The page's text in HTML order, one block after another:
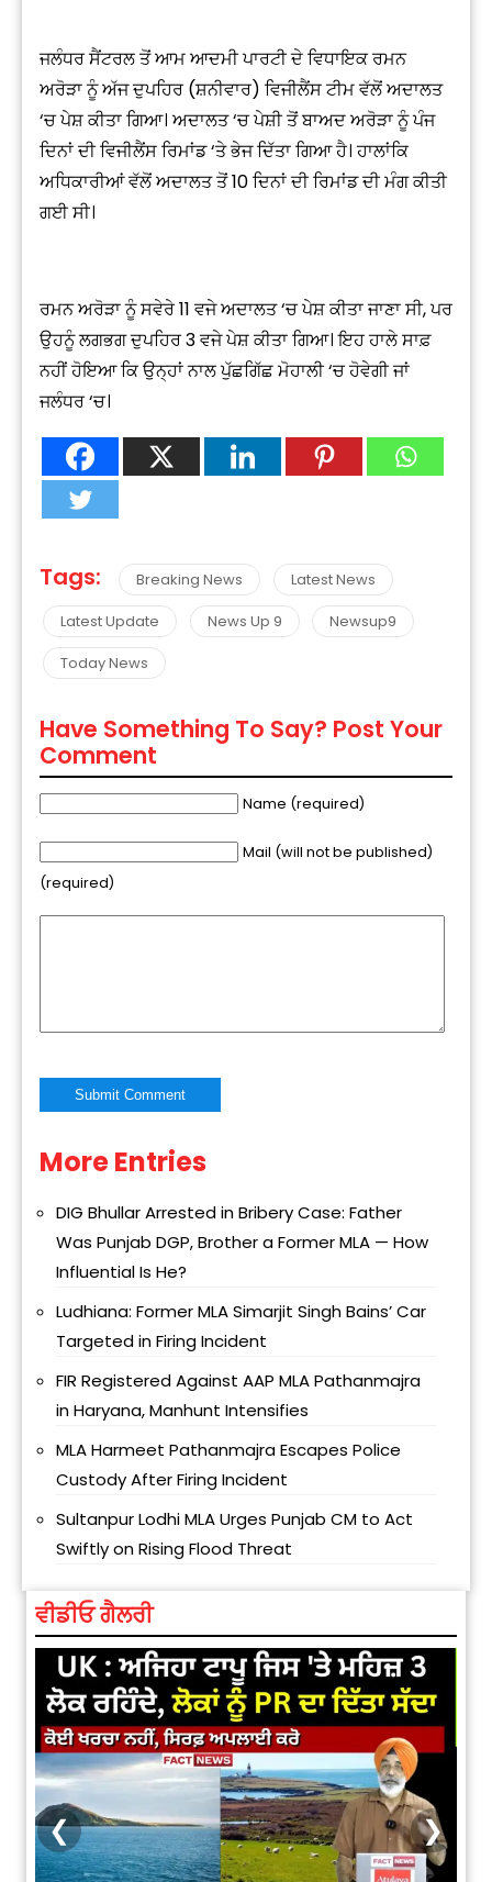
ਜਲੰਧਰ ਸੈਂਟਰਲ ਤੋਂ ਆਮ ਆਦਮੀ ਪਾਰਟੀ ਦੇ ਵਿਧਾਇਕ ਰਮਨ
ਅਰੋੜਾ ਨੂੰ ਅੱਜ ਦੁਪਹਿਰ (ਸ਼ਨੀਵਾਰ) ਵਿਜੀਲੈਂਸ ਟੀਮ ਵੱਲੋਂ ਅਦਾਲਤ
‘ਚ ਪੇਸ਼ ਕੀਤਾ ਗਿਆ। ਅਦਾਲਤ ‘ਚ ਪੇਸ਼ੀ ਤੋਂ ਬਾਅਦ ਅਰੋੜਾ ਨੂੰ ਪੰਜ
ਦਿਨਾਂ ਦੀ ਵਿਜੀਲੈਂਸ ਰਿਮਾਂਡ ‘ਤੇ ਭੇਜ ਦਿੱਤਾ ਗਿਆ ਹੈ। ਹਾਲਾਂਕਿ
ਅਧਿਕਾਰੀਆਂ ਵੱਲੋਂ ਅਦਾਲਤ ਤੋਂ 10 ਦਿਨਾਂ ਦੀ ਰਿਮਾਂਡ ਦੀ ਮੰਗ ਕੀਤੀ
ਗਈ ਸੀ।
ਰਮਨ ਅਰੋੜਾ ਨੂੰ ਸਵੇਰੇ 11 ਵਜੇ ਅਦਾਲਤ ‘ਚ ਪੇਸ਼ ਕੀਤਾ ਜਾਣਾ ਸੀ, ਪਰ
ਉਹਨੂੰ ਲਗਭਗ ਦੁਪਹਿਰ 3 ਵਜੇ ਪੇਸ਼ ਕੀਤਾ ਗਿਆ। ਇਹ ਹਾਲੇ ਸਾਫ਼
ਨਹੀਂ ਹੋਇਆ ਕਿ ਉਨ੍ਹਾਂ ਨਾਲ ਪੁੱਛਗਿੱਛ ਮੋਹਾਲੀ ‘ਚ ਹੋਵੇਗੀ ਜਾਂ
ਜਲੰਧਰ ‘ਚ।
Tags: Breaking News
Latest News
Latest Update
News Up 9
Newsup9
Today News
Have Something To Say? Post Your
Comment
Name (required)
Mail (will not be published)
(required)
Alternative:
More Entries
DIG Bhullar Arrested in Bribery Case: Father
Was Punjab DGP, Brother a Former MLA — How
Influential Is He?
Ludhiana: Former MLA Simarjit Singh Bains’ Car
Targeted in Firing Incident
FIR Registered Against AAP MLA Pathanmajra
in Haryana, Manhunt Intensifies
MLA Harmeet Pathanmajra Escapes Police
Custody After Firing Incident
Sultanpur Lodhi MLA Urges Punjab CM to Act
Swiftly on Rising Flood Threat
ਵੀਡੀਓ ਗੈਲਰੀ
❮ ❯